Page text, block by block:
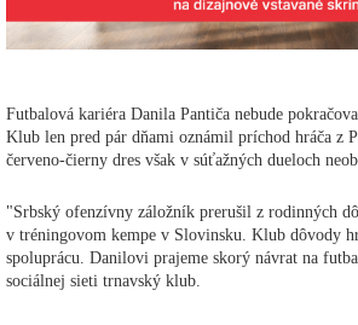
Futbalová kariéra Danila Pantiča nebude
Klub len pred pár dňami oznámil príchod hráča z
červeno-čierny dres však v súťažných dueloch
"Srbský ofenzívny záložník prerušil z rodinných
v tréningovom kempe v Slovinsku. Klub dôvody
spoluprácu. Danilovi prajeme skorý návrat na
sociálnej sieti trnavský klub.